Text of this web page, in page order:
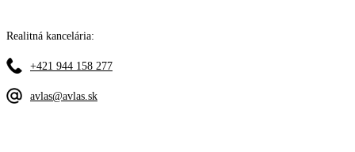
Realitná kancelária:
+421 944 158 277
avlas@avlas.sk